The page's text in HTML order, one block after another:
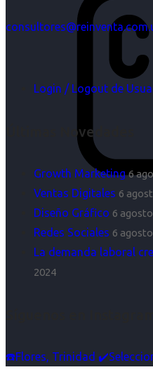
Login / Logout de
Últimas Novedades
Growth Marketing 6
Ventas Digitales 6
Diseño Gráfico 6
Redes Sociales 6
La demanda laboral
2024
☎️Flores, Trinidad